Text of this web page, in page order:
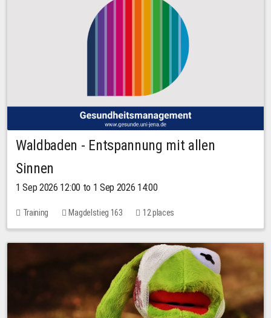
Waldbaden - Entspannung mit allen
Sinnen
1 Sep 2026 12:00 to 1 Sep 2026 14:00
Training Magdelstieg 163 12 places